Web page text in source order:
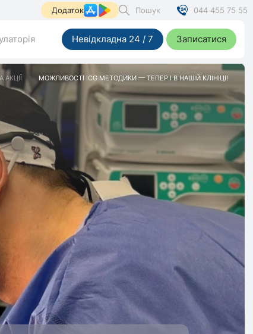
Додаток Пошук 044 455 75 55
Невідкладна 24 / 7 Записатися
АКЦІЇ МОЖЛИВОСТІ ICG МЕТОДИКИ — ТЕПЕР І В НАШІЙ КЛІНІЦІ!